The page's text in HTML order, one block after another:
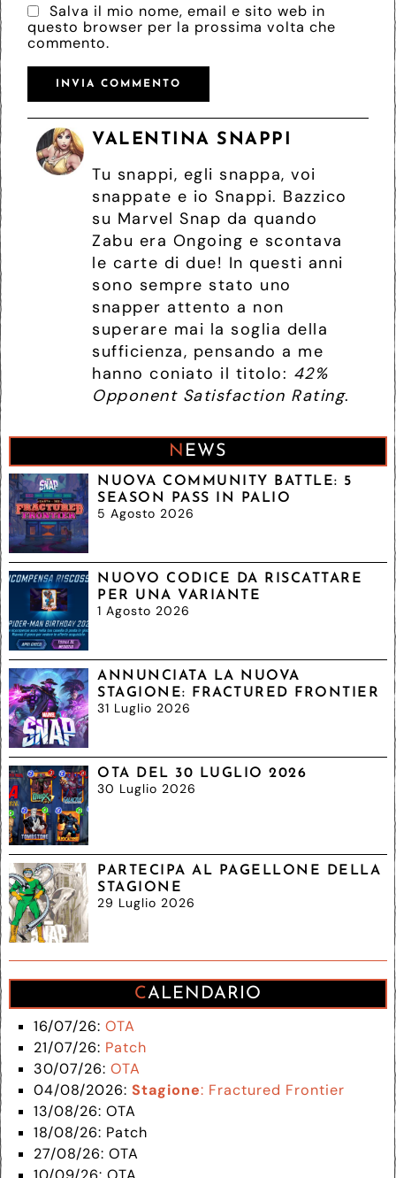
Salva il mio nome, email e sito web in
questo browser per la prossima volta che
commento.
VALENTINA SNAPPI
Tu snappi, egli snappa, voi
snappate e io Snappi. Bazzico
su Marvel Snap da quando
Zabu era Ongoing e scontava
le carte di due! In questi anni
sono sempre stato uno
snapper attento a non
superare mai la soglia della
sufficienza, pensando a me
hanno coniato il titolo: 42%
Opponent Satisfaction Rating.
NEWS
NUOVA COMMUNITY BATTLE: 5
SEASON PASS IN PALIO
5 Agosto 2026
NUOVO CODICE DA RISCATTARE
PER UNA VARIANTE
1 Agosto 2026
ANNUNCIATA LA NUOVA
STAGIONE: FRACTURED FRONTIER
31 Luglio 2026
OTA DEL 30 LUGLIO 2026
30 Luglio 2026
PARTECIPA AL PAGELLONE DELLA
STAGIONE
29 Luglio 2026
CALENDARIO
16/07/26:OTA
21/07/26: Patch
30/07/26:OTA
04/08/2026: Stagione: Fractured Frontier
13/08/26: OTA
18/08/26: Patch
27/08/26: OTA